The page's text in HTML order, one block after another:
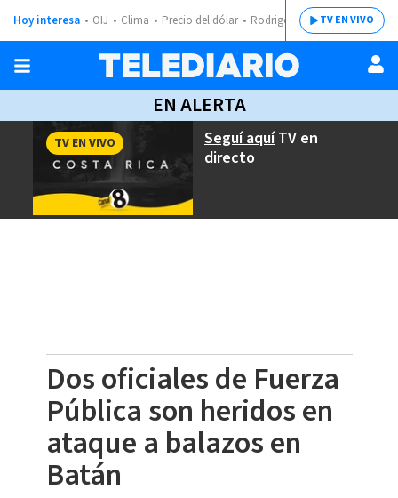
Hoy interesa OIJ Clima Precio del dólar Rodrigo ChavesTV EN VIVO
EN ALERTA
Seguí aquíTV en
directo
TV EN VIVO
Dos oficiales de Fuerza
Pública son heridos en
ataque a balazos en
Batán